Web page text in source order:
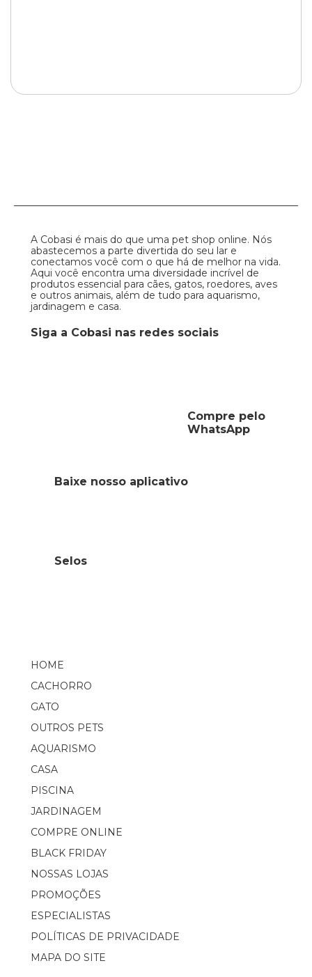
A Cobasi é mais do que uma pet shop online. Nós
abastecemos a parte divertida do seu lar e
conectamos você com o que há de melhor na vida.
Aqui você encontra uma diversidade incrível de
produtos essencial para cães, gatos, roedores, aves
e outros animais, além de tudo para aquarismo,
jardinagem e casa.
Siga a Cobasi nas redes sociais
Compre pelo
WhatsApp
HOME
CACHORRO
GATO
OUTROS PETS
AQUARISMO
CASA
PISCINA
JARDINAGEM
COMPRE ONLINE
BLACK FRIDAY
NOSSAS LOJAS
PROMOÇÕES
ESPECIALISTAS
POLÍTICAS DE PRIVACIDADE
MAPA DO SITE
Baixe nosso aplicativo
Selos